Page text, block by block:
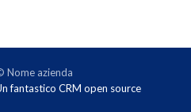
Nome azienda
fantastico CRM open source